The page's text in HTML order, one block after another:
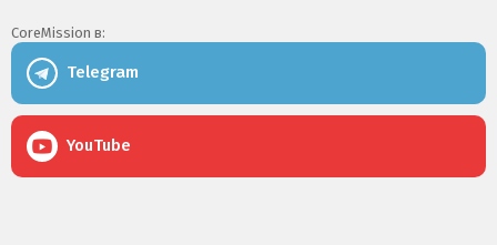
CoreMission в:
Telegram
YouTube